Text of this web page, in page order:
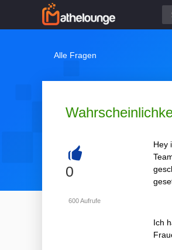
Alle Fragen
+
0
600Aufrufe
Hey
Ich